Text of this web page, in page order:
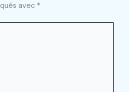
avec *